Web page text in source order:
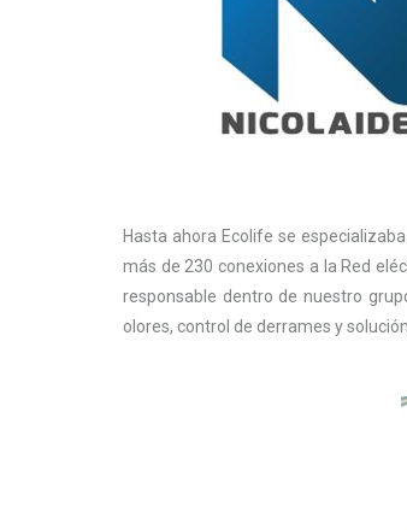
Hasta ahora Ecolife se
más de 230 conexiones a la Red
responsable dentro de nuestro
olores, control de derrames y